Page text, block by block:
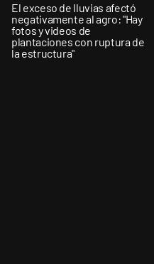
El exceso de lluvias afectó
negativamente al agro: "Hay
fotos y videos de
plantaciones con ruptura de
la estructura"